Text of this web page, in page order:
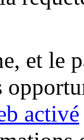
et le
activé